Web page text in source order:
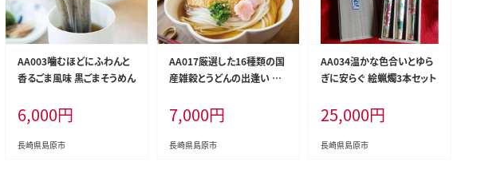
AA003噛むほどにふわんと
香るごま風味 黒ごまそうめん
6,000円
長崎県島原市
AA017厳選した16種類の国
産雑穀とうどんの出逢い 十
7,000円
長崎県島原市
AA034温かな色合いとゆら
ぎに安らぐ 絵蝋燭3本セット
25,000円
長崎県島原市